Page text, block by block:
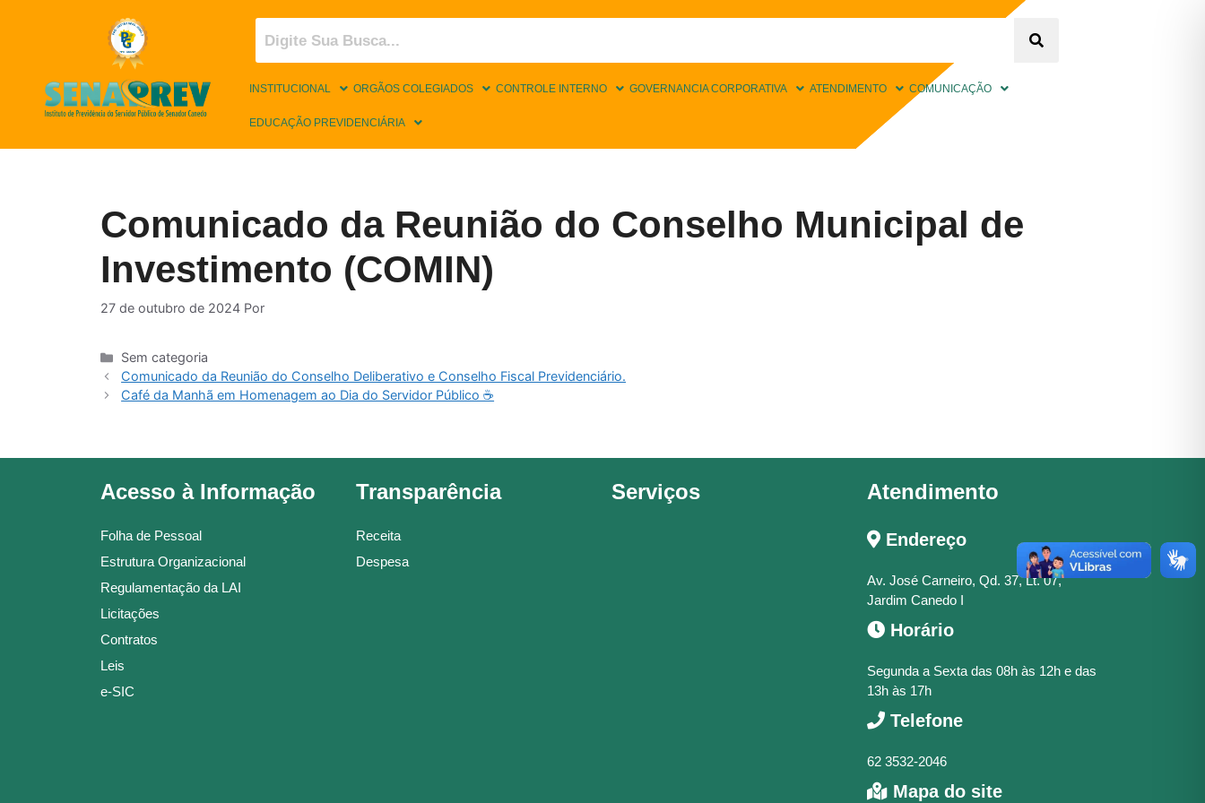
INSTITUCIONAL ORGÃOS COLEGIADOS CONTROLE INTERNO GOVERNANCIA CORPORATIVA ATENDIMENTO COMUNICAÇÃO
EDUCAÇÃO PREVIDENCIÁRIA
Comunicado da Reunião do Conselho Municipal de
Investimento (COMIN)
27 de outubro de 2024 Por
Sem categoria
Comunicado da Reunião do Conselho Deliberativo e Conselho Fiscal Previdenciário.
Café da Manhã em Homenagem ao Dia do Servidor Público ☕️
Acesso à Informação
Folha de Pessoal
Estrutura Organizacional
Regulamentação da LAI
Licitações
Contratos
Leis
e-SIC
Transparência
Receita
Despesa
Serviços Atendimento
Endereço
Av. José Carneiro, Qd. 37, Lt. 07,
Jardim Canedo I
Horário
Segunda a Sexta das 08h às 12h e das
13h às 17h
Telefone
62 3532-2046
Mapa do site